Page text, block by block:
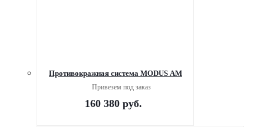
Противокражная система MODUS AM
Привезем под заказ
160 380 руб.